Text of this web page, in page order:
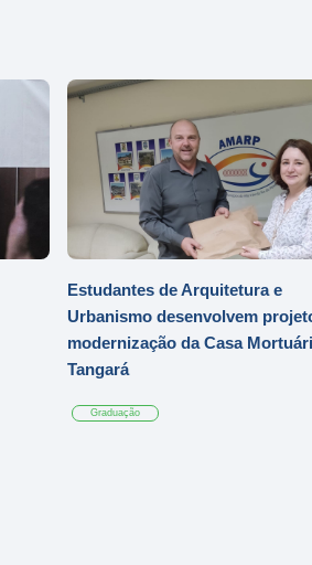
Estudantes de Arquitetura e
Urbanismo desenvolvem
modernização da Casa
Tangará
Graduação